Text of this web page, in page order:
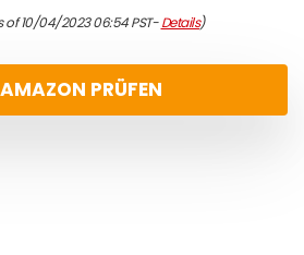
of 10/04/2023 06:54 PST-Details)
PRÜFEN